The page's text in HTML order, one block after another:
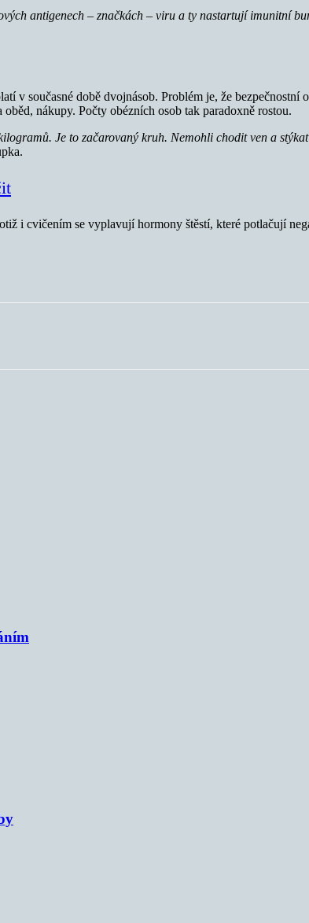
antigenech – značkách – viru a ty nastartují imunitní
v současné době dvojnásob. Problém je, že
nákupy. Počty obézních osob tak paradoxně rostou.
Je to začarovaný kruh. Nemohli chodit ven a
i cvičením se vyplavují hormony štěstí, které potlačují